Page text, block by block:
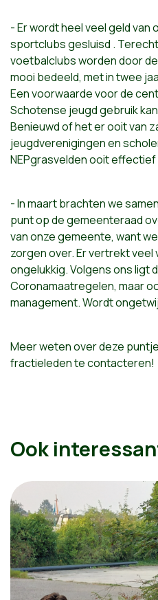
- Er wordt heel veel geld
sportclubs gesluisd .
voetbalclubs worden door
mooi bedeeld, met in twee
Een voorwaarde voor de
Schotense jeugd gebruik
Benieuwd of het er ooit van
jeugdverenigingen en
NEPgrasvelden ooit
- In maart brachten we
punt op de gemeenteraad
van onze gemeente, want
zorgen over. Er vertrekt veel
ongelukkig. Volgens ons ligt
Coronamaatregelen, maar
management. Wordt
Meer weten over deze
fractieleden te contacteren!
Ook